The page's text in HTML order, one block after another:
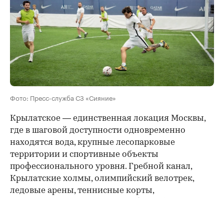
Фото: Пресс-служба СЗ «Сияние»
Крылатское — единственная локация Москвы,
где в шаговой доступности одновременно
находятся вода, крупные лесопарковые
территории и спортивные объекты
профессионального уровня. Гребной канал,
Крылатские холмы, олимпийский велотрек,
ледовые арены, теннисные корты,